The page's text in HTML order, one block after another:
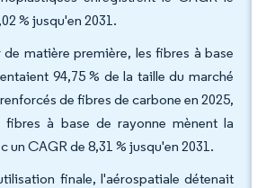
% jusqu'en 2031.
de matière première, les fibres à base
94,75 % de la taille du marché
de fibres de carbone en 2025,
fibres à base de rayonne mènent la
un CAGR de 8,31 % jusqu'en 2031.
finale, l'aérospatiale détenait